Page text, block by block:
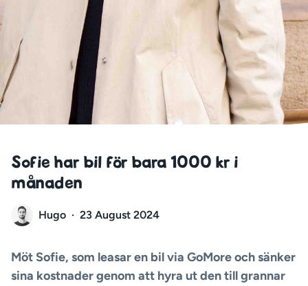
Sofie har bil för bara 1000 kr i
månaden
Hugo · 23 August 2024
Möt Sofie, som leasar en bil via GoMore och sänker
sina kostnader genom att hyra ut den till grannar